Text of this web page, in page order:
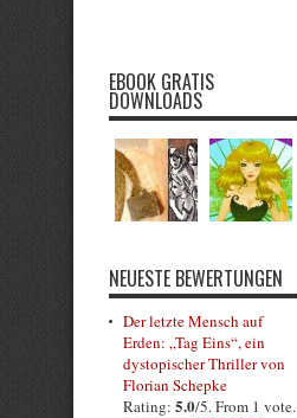
EBOOK GRATIS
DOWNLOADS
NEUESTE BEWERTUNGEN
Der letzte Mensch auf
Erden: „Tag Eins“, ein
dystopischer Thriller von
Florian Schepke
Rating: 5.0/5. From 1 vote.